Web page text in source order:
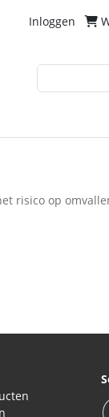
Inloggen
risico op